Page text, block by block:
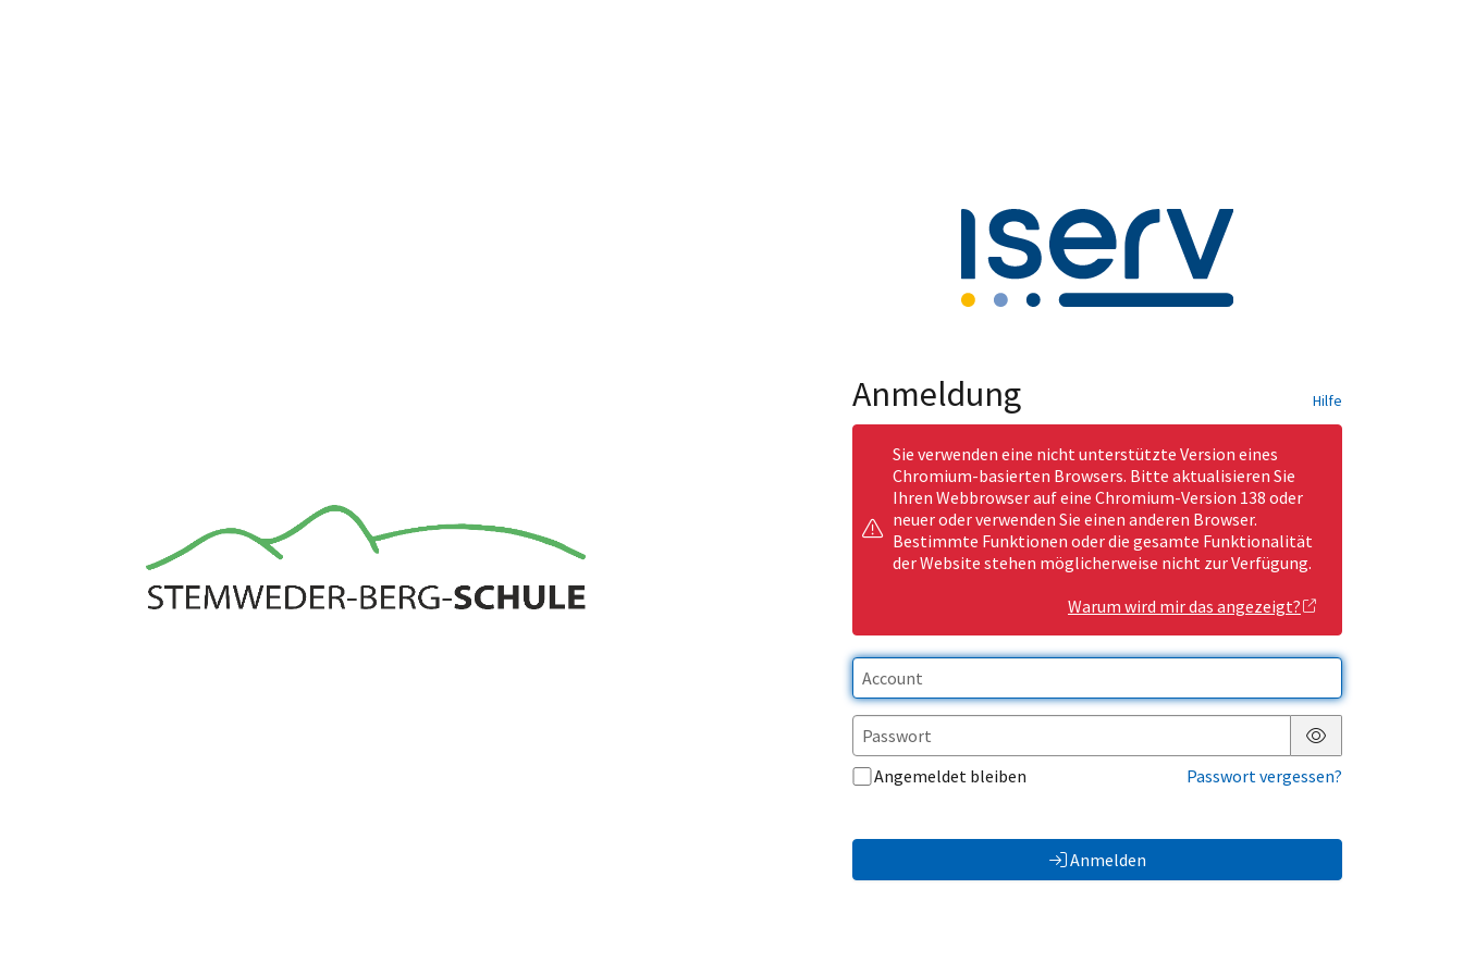
Anmeldung Hilfe
Sie verwenden eine nicht unterstützte Version eines
Chromium-basierten Browsers. Bitte aktualisieren Sie
Ihren Webbrowser auf eine Chromium-Version 138 oder
neuer oder verwenden Sie einen anderen Browser.
Bestimmte Funktionen oder die gesamte Funktionalität
der Website stehen möglicherweise nicht zur Verfügung.
Warum wird mir das angezeigt?
Passwort anzeigen
Angemeldet bleiben
Passwort vergessen?
Anmelden